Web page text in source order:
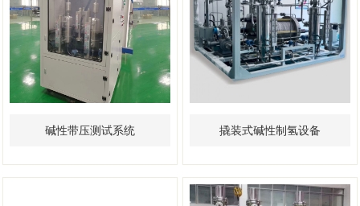
碱性带压测试系统 撬装式碱性制氢设备